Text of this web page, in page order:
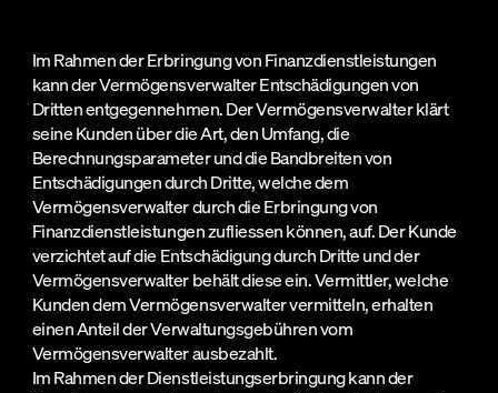
Im Rahmen der Erbringung von Finanzdienstleistungen
kann der Vermögensverwalter Entschädigungen von
Dritten entgegennehmen. Der Vermögensverwalter klärt
seine Kunden über die Art, den Umfang, die
Berechnungsparameter und die Bandbreiten von
Entschädigungen durch Dritte, welche dem
Vermögensverwalter durch die Erbringung von
Finanzdienstleistungen zufliessen können, auf. Der Kunde
verzichtet auf die Entschädigung durch Dritte und der
Vermögensverwalter behält diese ein. Vermittler, welche
Kunden dem Vermögensverwalter vermitteln, erhalten
einen Anteil der Verwaltungsgebühren vom
Vermögensverwalter ausbezahlt.
Im Rahmen der Dienstleistungserbringung kann der